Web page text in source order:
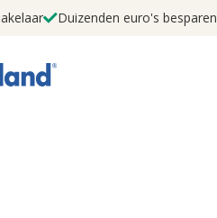
Duizenden euro's besparen